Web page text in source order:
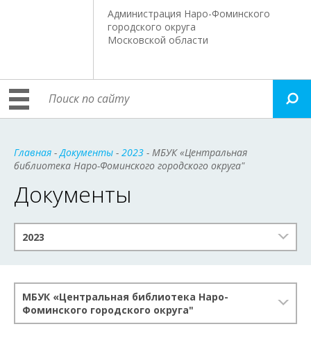
Администрация Наро-Фоминского
городского округа
Московской области
Главная -Документы - 2023 - МБУК «Центральная
библиотека Наро-Фоминского городского округа"
Документы
2023
МБУК «Центральная библиотека Наро-
Фоминского городского округа"